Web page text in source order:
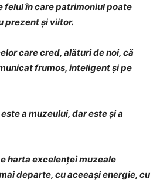
felul în care patrimoniul poate
prezent și viitor.
care cred, alături de noi, că
frumos, inteligent și pe
a muzeului, dar este și a
harta excelenței muzeale
departe, cu aceeași energie, cu